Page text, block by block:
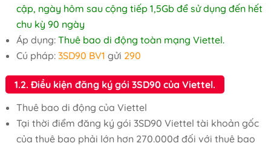
cập, ngày hôm sau cộng tiếp 1,5Gb để sử dụng đến hết
chu kỳ 90 ngày
Áp dụng: Thuê bao di động toàn mạng Viettel.
Cú pháp: 3SD90 BV1 gửi 290
1.2. Điều kiện đăng ký gói 3SD90 của Viettel.
Thuê bao di động của Viettel
Tại thời điểm đăng ký gói 3SD90 Viettel tài khoản gốc
của thuê bao phải lớn hơn 270.000đ đối với thuê bao